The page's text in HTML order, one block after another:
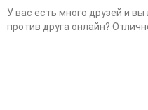
У вас есть много друзей и
против друга онлайн?